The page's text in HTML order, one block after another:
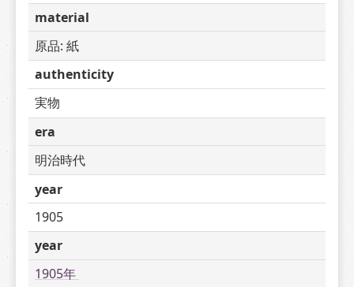
material
原品: 紙
authenticity
実物
era
明治時代
year
1905
year
1905年